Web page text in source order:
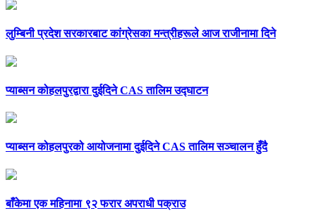
लुम्बिनी प्रदेश सरकारबाट कांग्रेसका मन्त्रीहरूले आज राजीनामा दिने
प्याब्सन कोहलपुरद्वारा दुईदिने CAS तालिम उद्घाटन
प्याब्सन कोहलपुरको आयोजनामा दुईदिने CAS तालिम सञ्चालन हुँदै
बाँकेमा एक महिनामा ९२ फरार अपराधी पक्राउ